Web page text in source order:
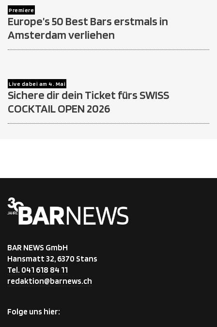
Premiere
Europe’s 50 Best Bars erstmals in
Amsterdam verliehen
Live dabei am 4. Mai
Sichere dir dein Ticket fürs SWISS
COCKTAIL OPEN 2026
BAR NEWS GmbH
Hansmatt 32, 6370 Stans
Tel. 041 618 84 11
redaktion@barnews.ch
Folge uns hier: